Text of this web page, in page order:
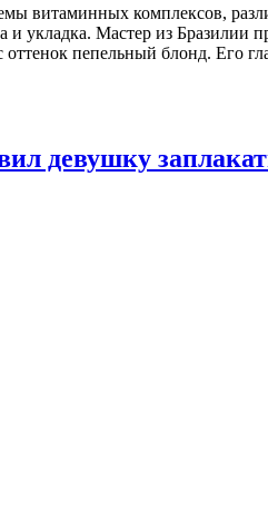
витаминных комплексов,
укладка. Мастер из Бразилии
оттенок пепельный блонд. Его
девушку